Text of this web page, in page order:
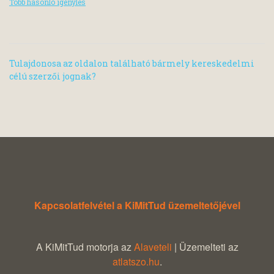
Több hasonló igénylés
Tulajdonosa az oldalon található bármely kereskedelmi
célú szerzői jognak?
Kapcsolatfelvétel a KiMitTud üzemeltetőjével
A KiMitTud motorja azAlaveteli | Üzemelteti az
atlatszo.hu.